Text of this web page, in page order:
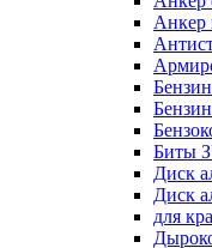
Анкер
Биты
Диск
Диск
для